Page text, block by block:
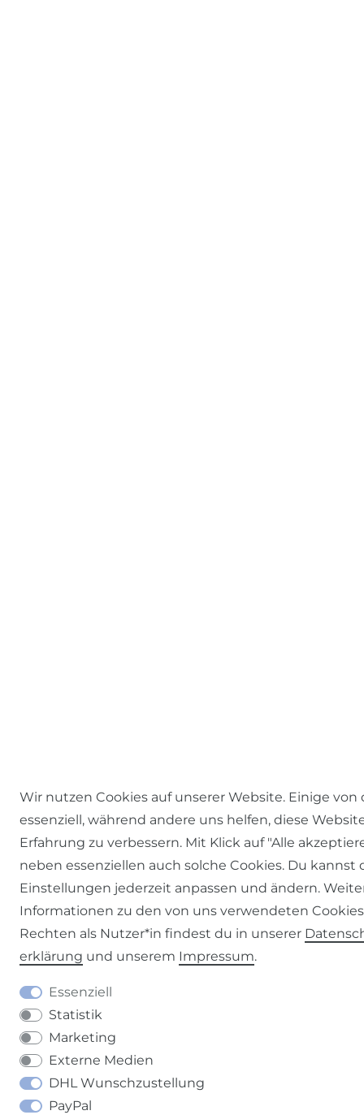
Wir nutzen Cookies auf unserer Website. Einige von
essenziell, während andere uns helfen, diese
Erfahrung zu verbessern. Mit Klick auf "Alle
neben essenziellen auch solche Cookies. Du kannst
Einstellungen jederzeit anpassen und ändern.
Informationen zu den von uns verwendeten
Rechten als Nutzer*in findest du in unserer
erklärung und unserem Impressum.
Essenziell
Statistik
Marketing
Externe Medien
DHL Wunschzustellung
PayPal